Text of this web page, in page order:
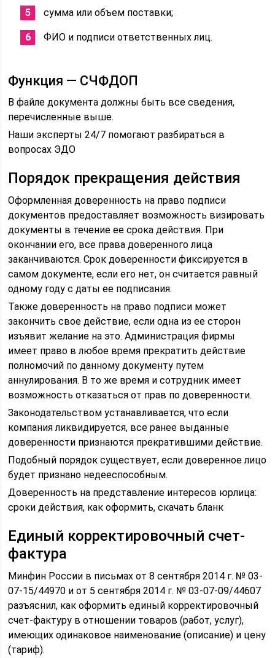
сумма или объем поставки;
ФИО и подписи ответственных лиц.
Функция — СЧФДОП
В файле документа должны быть все сведения,
перечисленные выше.
Наши эксперты 24/7 помогают разбираться в
вопросах ЭДО
Порядок прекращения действия
Оформленная доверенность на право подписи
документов предоставляет возможность визировать
документы в течение ее срока действия. При
окончании его, все права доверенного лица
заканчиваются. Срок доверенности фиксируется в
самом документе, если его нет, он считается равный
одному году с даты ее подписания.
Также доверенность на право подписи может
закончить свое действие, если одна из ее сторон
изъявит желание на это. Администрация фирмы
имеет право в любое время прекратить действие
полномочий по данному документу путем
аннулирования. В то же время и сотрудник имеет
возможность отказаться от прав по доверенности.
Законодательством устанавливается, что если
компания ликвидируется, все ранее выданные
доверенности признаются прекратившими действие.
Подобный порядок существует, если доверенное лицо
будет признано недееспособным.
Доверенность на представление интересов юрлица:
сроки действия, как оформить, скачать бланк
Единый корректировочный счет-
фактура
Минфин России в письмах от 8 сентября 2014 г. № 03-
07-15/44970 и от 5 сентября 2014 г. № 03-07-09/44607
разъяснил, как оформить единый корректировочный
счет-фактуру в отношении товаров (работ, услуг),
имеющих одинаковое наименование (описание) и цену
(тариф).